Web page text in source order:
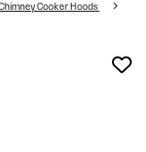
Cooker Hoods